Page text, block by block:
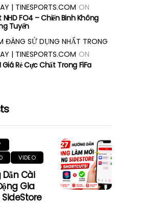
| TINESPORTS.COM ON
FO4 – Chiến Binh Không
Tuyến
ĐÁNG SỬ DỤNG NHẤT TRONG
| TINESPORTS.COM ON
Rẻ Cực Chất Trong FiFa
VIDEO
Dẫn Cài
Gia
SideStore